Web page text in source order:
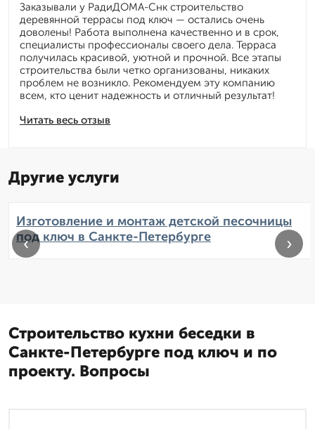
Читать весь отзыв
Заказывали у РадиДОМА-Снк строительство
деревянной террасы под ключ — остались очень
доволены! Работа выполнена качественно и в срок,
специалисты профессионалы своего дела. Терраса
получилась красивой, уютной и прочной. Все этапы
строительства были четко организованы, никаких
проблем не возникло. Рекомендуем эту компанию
всем, кто ценит надежность и отличный результат!
Другие услуги
Изготовление и монтаж детской песочницы
под ключ в Санкте-Петербурге
‹ ›
Строительство кухни беседки в
Санкте-Петербурге под ключ и по
проекту. Вопросы